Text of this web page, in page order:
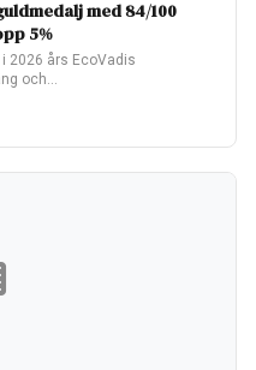
med 84/100
5%
2026 års EcoVadis
och…